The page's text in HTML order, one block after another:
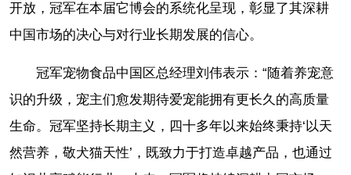
开放，冠军在本届它博会的系统化呈现，彰显了其深耕
中国市场的决心与对行业长期发展的信心。
冠军宠物食品中国区总经理刘伟表示：“随着养宠意
识的升级，宠主们愈发期待爱宠能拥有更长久的高质量
生命。冠军坚持长期主义，四十多年以来始终秉持‘以天
然营养，敬犬猫天性’，既致力于打造卓越产品，也通过